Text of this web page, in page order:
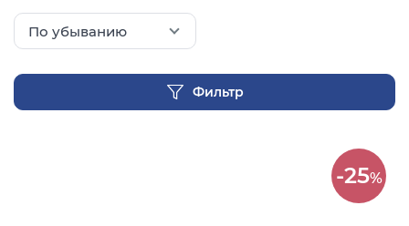
По убыванию
Фильтр
-25%
Оправа Vogue OVO 4025